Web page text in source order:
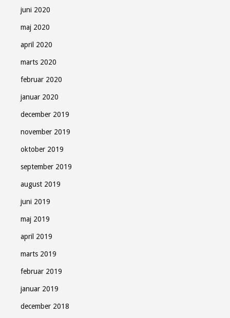
juni 2020
maj 2020
april 2020
marts 2020
februar 2020
januar 2020
december 2019
november 2019
oktober 2019
september 2019
august 2019
juni 2019
maj 2019
april 2019
marts 2019
februar 2019
januar 2019
december 2018